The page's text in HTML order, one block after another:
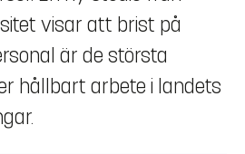
visar att brist på
är de största
hållbart arbete i landets